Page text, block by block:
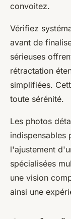
convoitez.
Vérifiez
avant de
sérieuses
rétractation
simplifiées.
toute sérénité.
Les photos
indispensables
l'ajustement
spécialisées
une vision
ainsi une